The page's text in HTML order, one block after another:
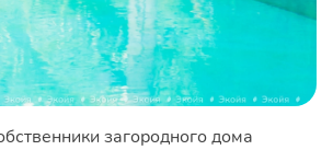
загородного дома